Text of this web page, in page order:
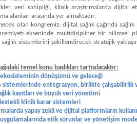
veri sahipliği, klinik araştırmalarda dijital
alanları arasında yer almaktadır.
olan kongremiz; dijital sağlık çağında
ekseninde multidisipliner bir bilimsel
sistemlerini şekillendirecek stratejik
temel konu başlıkları tartışılacaktır:
ekosisteminin dönüşümü ve geleceği
sistemlerinde entegrasyon, birlikte çalışabilirlik
kayıtları ve büyük veri yönetimi
klinik karar sistemleri
yapay zekâ ve dijital platformların
uygulamalarında etik sorunlar ve yönetişim